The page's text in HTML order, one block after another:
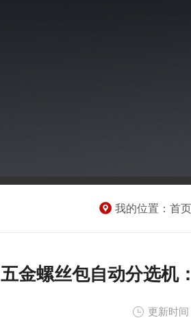
我的位置： 首页
五金螺丝包自动分选机
更新时